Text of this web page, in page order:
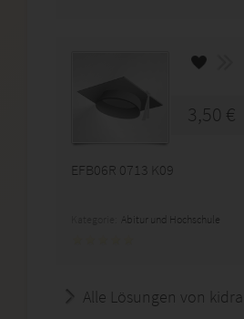
3,50 €
EFB06R 0713 K09
Abitur und Hochschule
Alle Lösungen von